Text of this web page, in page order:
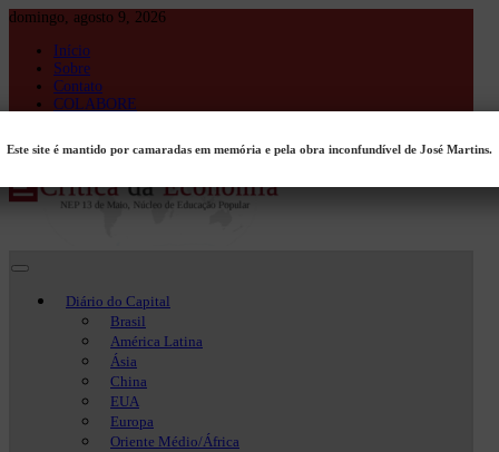
Skip
content
domingo, agosto 9, 2026
Início
Sobre
Contato
COLABORE
Crítica da Economia
Crítica da Economia
Diário do Capital
Brasil
América Latina
Ásia
China
EUA
Europa
Oriente Médio/África
Este site é mantido por camaradas em memória e pela obra inconfundível de José Martins.